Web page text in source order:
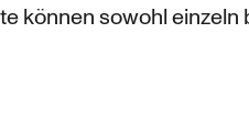
können sowohl